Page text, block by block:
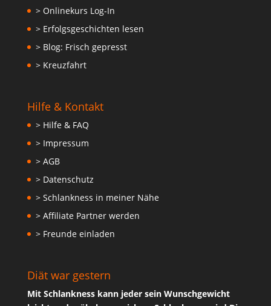
> Onlinekurs Log-In
> Erfolgsgeschichten lesen
> Blog: Frisch gepresst
> Kreuzfahrt
Hilfe & Kontakt
> Hilfe & FAQ
> Impressum
> AGB
> Datenschutz
> Schlankness in meiner Nähe
> Affiliate Partner werden
> Freunde einladen
Diät war gestern
Mit Schlankness kann jeder sein Wunschgewicht